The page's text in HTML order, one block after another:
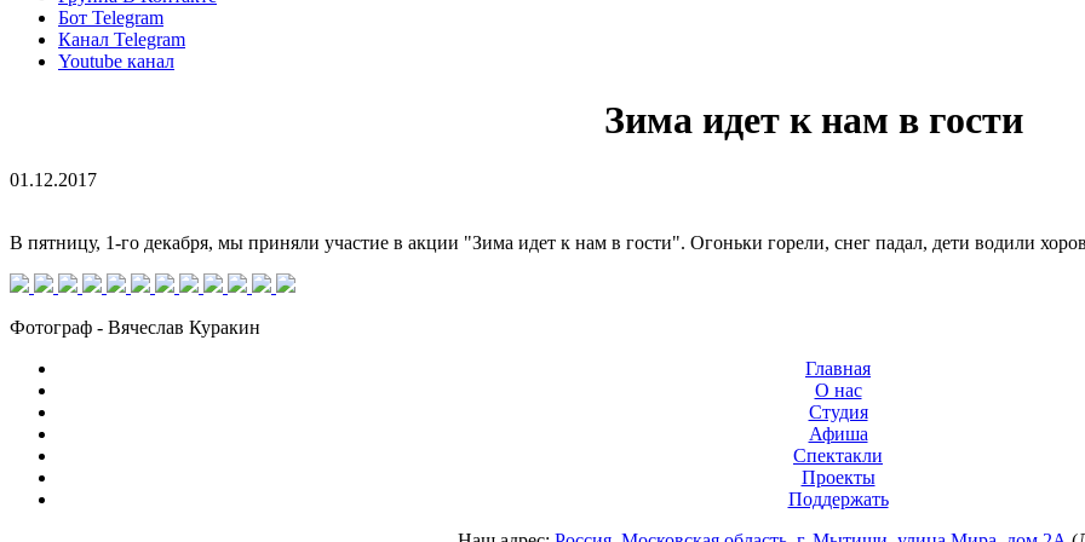
Бот Telegram
Канал Telegram
Youtube канал
Зима идет к нам в гости
01.12.2017
В пятницу, 1-го декабря, мы приняли участие в акции "Зима идет к нам в гости". Огоньки горели, снег падал, дети водили
Фотограф - Вячеслав Куракин
Главная
О нас
Студия
Афиша
Спектакли
Проекты
Поддержать